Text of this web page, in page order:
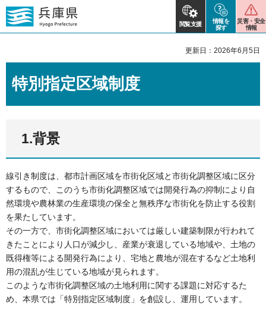
閲覧支援
情報を
探す
災害・安全
情報
更新日：2026年6月5日
特別指定区域制度
1.背景
線引き制度は、都市計画区域を市街化区域と市街化調整区域に区分
するもので、このうち市街化調整区域では開発行為の抑制により自
然環境や農林業の生産環境の保全と無秩序な市街化を防止する役割
を果たしています。
その一方で、市街化調整区域においては厳しい建築制限が行われて
きたことにより人口が減少し、産業が衰退している地域や、土地の
既得権等による開発行為により、宅地と農地が混在するなど土地利
用の混乱が生じている地域が見られます。
このような市街化調整区域の土地利用に関する課題に対応するた
め、本県では「特別指定区域制度」を創設し、運用しています。